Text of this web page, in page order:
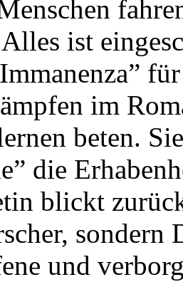
ist
im
beten.
die
blickt
sondern
und